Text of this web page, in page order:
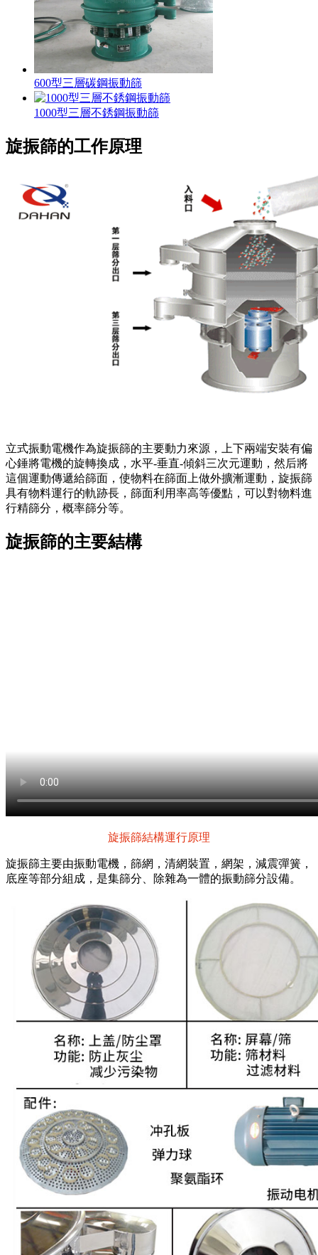
600型三層碳鋼振動篩
1000型三層不銹鋼振動篩
旋振篩的工作原理
立式振動電機作為旋振篩的主要動力來源，上下兩端安裝有偏
心錘將電機的旋轉換成，水平-垂直-傾斜三次元運動，然后將
這個運動傳遞給篩面，使物料在篩面上做外擴漸運動，旋振篩
具有物料運行的軌跡長，篩面利用率高等優點，可以對物料進
行精篩分，概率篩分等。
旋振篩的主要結構
旋振篩結構運行原理
旋振篩主要由振動電機，篩網，清網裝置，網架，減震彈簧，
底座等部分組成，是集篩分、除雜為一體的振動篩分設備。